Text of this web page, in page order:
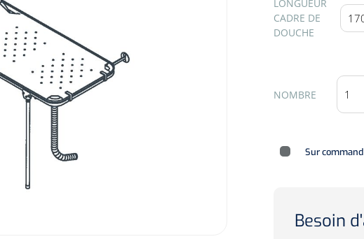
LONGUEUR
CADRE DE
DOUCHE
NOMBRE
Sur
Besoin